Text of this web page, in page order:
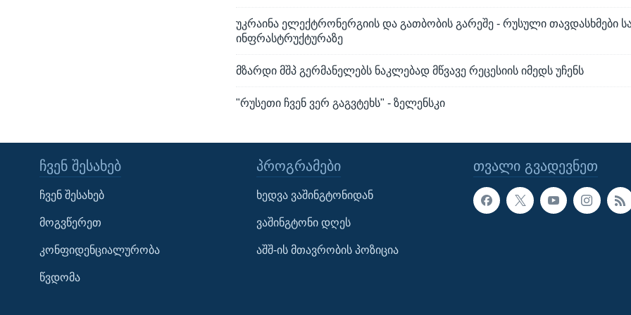
Learning English
ᲗᲕᲐᲚᲘ ᲒᲕᲐᲓᲔᲕᲜᲔᲗ
ენები
უკრაინა ელექტრონერგიის და გათბობის გარეშე - რუსული თავდასხმები
ინფრასტრუქტურაზე
მზარდი მშპ გერმანელებს ნაკლებად მწვავე რეცესიის იმედს უჩენს
"რუსეთი ჩვენ ვერ გაგვტეხს" - ზელენსკი
ᲗᲕᲐᲚᲘ ᲒᲕᲐᲓᲔᲕᲜᲔᲗ
ᲩᲕᲔᲜ ᲨᲔᲡᲐᲮᲔᲑ
ჩვენ შესახებ
მოგვწერეთ
კონფიდენციალურობა
წვდომა
ᲞᲠᲝᲒᲠᲐᲛᲔᲑᲘ
ხედვა ვაშინგტონიდან
ვაშინგტონი დღეს
აშშ-ის მთავრობის პოზიცია